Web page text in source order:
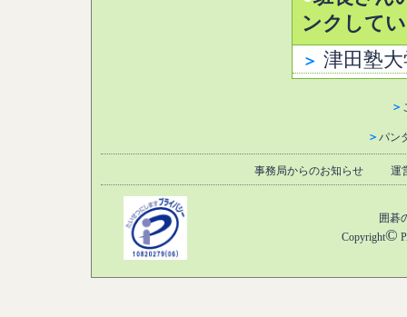
ンクして
＞ 津田塾
＞
＞ パン
事務局からのお知らせ 運
囲碁
Copyright©